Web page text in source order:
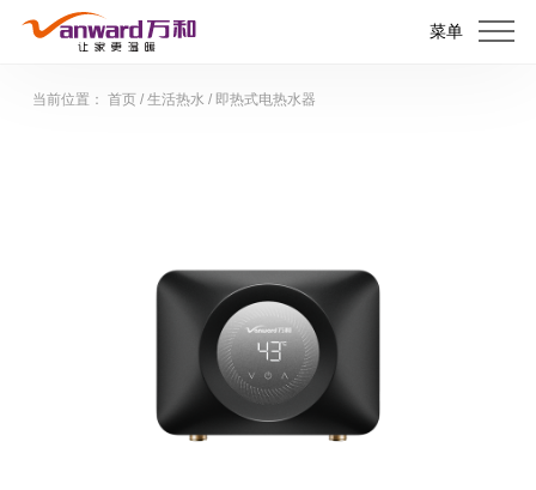
菜单
当前位置： 首页/ 生活热水 / 即热式电热水器